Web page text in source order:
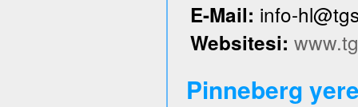
E-Mail: info-
Websitesi:
Pinneberg